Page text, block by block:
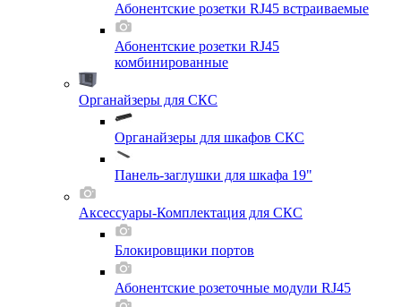
Абонентские розетки RJ45 встраиваемые
Абонентские розетки RJ45
комбинированные
Органайзеры для СКС
Органайзеры для шкафов СКС
Панель-заглушки для шкафа 19"
Аксессуары-Комплектация для СКС
Блокировщики портов
Абонентские розеточные модули RJ45